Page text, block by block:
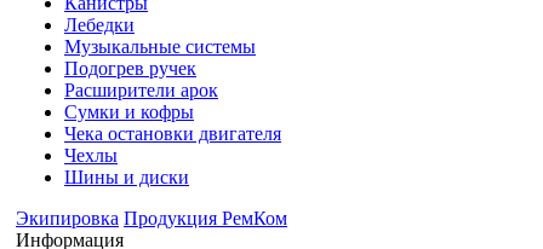
Лебедки
Музыкальные системы
Подогрев ручек
Расширители арок
Сумки и кофры
Чека остановки двигателя
Чехлы
Шины и диски
Экипировка Продукция РемКом
Информация